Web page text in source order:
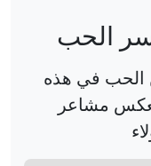
الحب
الحب في هذه
تعكس مشاعر